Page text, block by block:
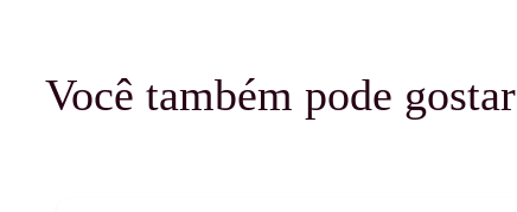
Você também pode gostar